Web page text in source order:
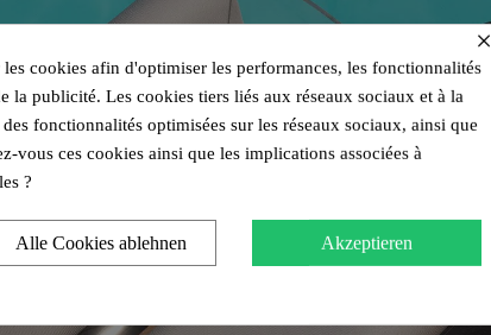
×
cookies afin d'optimiser les performances, les fonctionnalités
la publicité. Les cookies tiers liés aux réseaux sociaux et à la
fonctionnalités optimisées sur les réseaux sociaux, ainsi que
vous ces cookies ainsi que les implications associées à
?
Akzeptieren
Alle Cookies ablehnen